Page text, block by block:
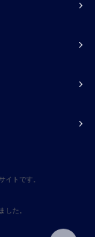
イトです。
した。